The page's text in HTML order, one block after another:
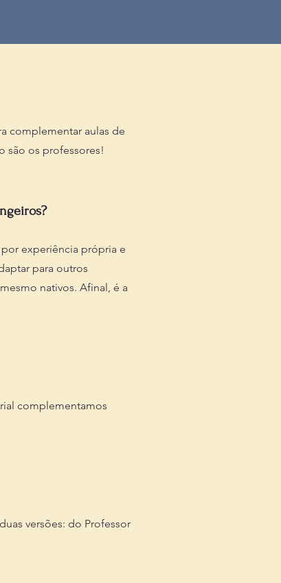
complementar aulas de
são os professores!
experiência própria e
para outros
nativos. Afinal, é a
complementamos
versões: do Professor